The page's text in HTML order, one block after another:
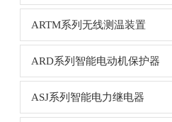
ARTM系列无线测温装置
ARD系列智能电动机保护器
ASJ系列智能电力继电器